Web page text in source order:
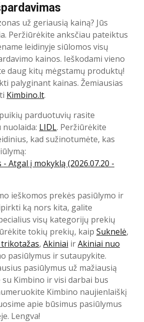
už geriausią kainą? Jūs
Peržiūrėkite anksčiau pateiktus
leidinyje siūlomos visų
kainos. Ieškodami vieno
daug kitų mėgstamų produktų!
palyginant kainas. Žemiausias
Kimbino.lt.
parduotuvių rasite
nuolaida: LIDL. Peržiūrėkite
kad sužinotumėte, kas
- Atgal į mokyklą (2026.07.20 -
ieškomos prekės pasiūlymo ir
ką nors kita, galite
visų kategorijų prekių
tokių prekių, kaip Suknelė,
, Akiniai irAkiniai nuo
pasiūlymus ir sutaupykite.
pasiūlymus už mažiausią
Kimbino ir visi darbai bus
Kimbino naujienlaiškį
apie būsimus pasiūlymus
Lengva!